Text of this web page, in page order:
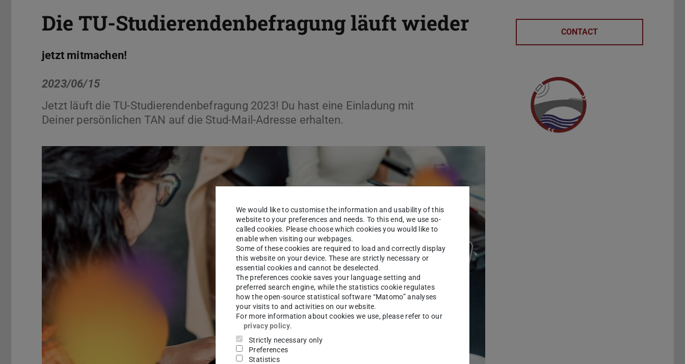
Die TU-Studierendenbefragung läuft wieder
jetzt mitmachen!
2023/06/15
Jetzt läuft die TU-Studierendenbefragung 2023! Du hast eine Einladung mit
Deiner persönlichen TAN auf die Stud-Mail-Adresse erhalten.
CONTACT
We would like to customise the information and usability of this
website to your preferences and needs. To this end, we use so-
called cookies. Please choose which cookies you would like to
enable when visiting our webpages.
Some of these cookies are required to load and correctly display
this website on your device. These are strictly necessary or
essential cookies and cannot be deselected.
The preferences cookie saves your language setting and
preferred search engine, while the statistics cookie regulates
how the open-source statistical software “Matomo” analyses
your visits to and activities on our website.
For more information about cookies we use, please refer to our
privacy policy.
Strictly necessary only
Preferences
Statistics